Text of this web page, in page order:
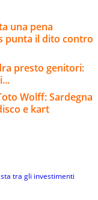
una pena
punta il dito contro
presto genitori:
Wolff: Sardegna
e kart
tra gli investimenti